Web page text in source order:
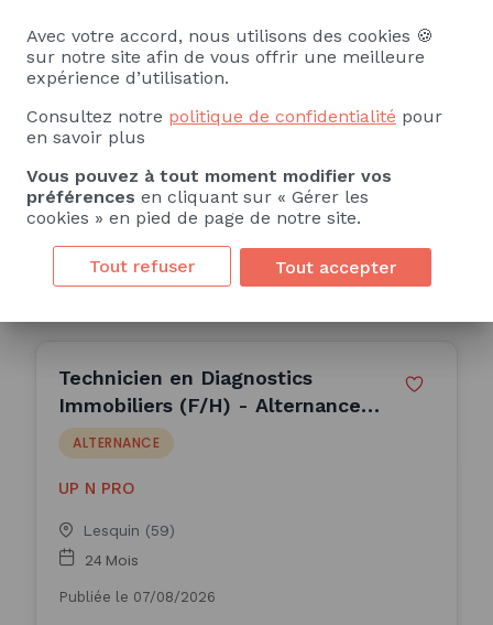
(H/F)
ALTERNANCE
Saintes (17)
24 Mois
Publiée le 07/08/2026
Consulter l'offre
Technicien en Diagnostics
Immobiliers (F/H) - Alternance
(H/F)
ALTERNANCE
UP N PRO
Lesquin (59)
24 Mois
Publiée le 07/08/2026
Avec votre accord, nous utilisons des cookies 🍪
sur notre site afin de vous offrir une meilleure
expérience d’utilisation.
Consultez notre politique de confidentialité pour
en savoir plus
Vous pouvez à tout moment modifier vos
préférences en cliquant sur « Gérer les
cookies » en pied de page de notre site.
Tout refuser Tout accepter